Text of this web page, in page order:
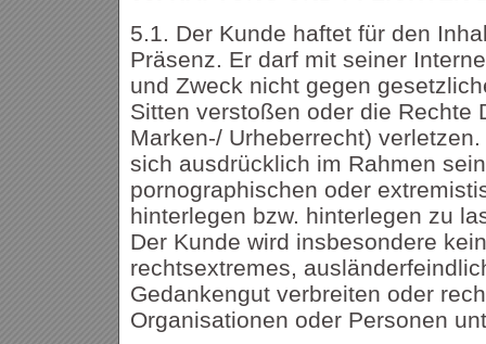
5.1. Der Kunde haftet für den
Präsenz. Er darf mit seiner
und Zweck nicht gegen
Sitten verstoßen oder die Rechte
Marken-/ Urheberrecht)
sich ausdrücklich im Rahmen
pornographischen oder
hinterlegen bzw. hinterlegen zu
Der Kunde wird insbesondere
rechtsextremes,
Gedankengut verbreiten oder
Organisationen oder Personen